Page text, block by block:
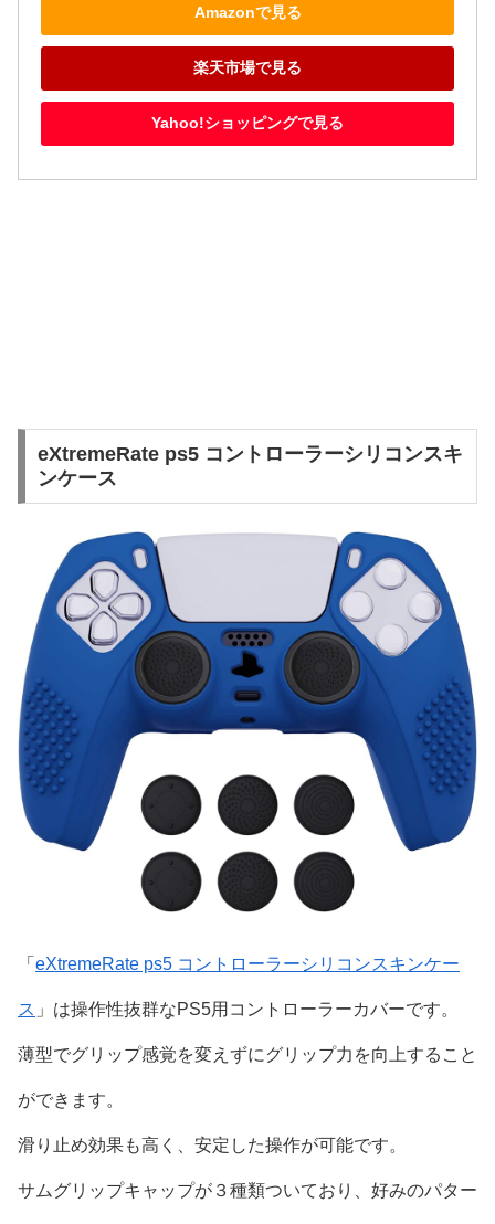
Amazonで見る
楽天市場で見る
Yahoo!ショッピングで見る
eXtremeRate ps5 コントローラーシリコンスキ
ンケース
「 eXtremeRate ps5 コントローラーシリコンスキンケー
ス 」は操作性抜群なPS5用コントローラーカバーです。
薄型でグリップ感覚を変えずにグリップ力を向上すること
ができます。
滑り止め効果も高く、安定した操作が可能です。
サムグリップキャップが３種類ついており、好みのパター